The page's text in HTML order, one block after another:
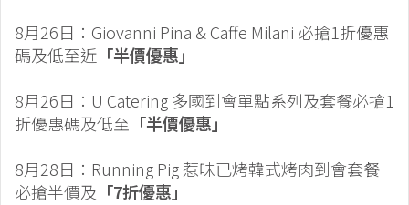
8月26日：Giovanni Pina & Caffe Milani 必搶1折優惠
碼及低至近 「半價優惠」
8月26日：U Catering 多國到會單點系列及套餐必搶1
折優惠碼及低至 「半價優惠」
8月28日：Running Pig 惹味已烤韓式烤肉到會套餐
必搶半價及 「7折優惠」